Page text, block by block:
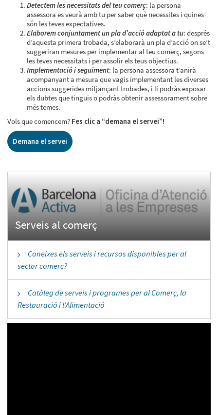
Detectem les necessitats del teu comerç: la persona
assessora es veurà amb tu per saber què necessites i quines
són les teves expectatives.
Elaborem conjuntament un pla d’acció adaptat a tu: després
d’aquesta primera trobada, s’elaborarà un pla d’acció on se’t
suggeriran mesures per implementar al teu comerç, segons
les teves necessitats i per assolir els teus objectius.
Implementació i seguiment: la persona assessora t’anirà
acompanyant a mesura que vagis implementant les diverses
accions suggerides mitjançant trobades, i li podràs exposar
els dubtes que tinguis o podràs obtenir assessorament sobre
més temes.
Vols que comencem? Fes clic a “demana el servei”!
Demana el servei
Coneixes els serveis i recursos disponibles per al
sector comerç?
Catàleg de serveis i programes per al Comerç, la
Restauració i l'Alimentació